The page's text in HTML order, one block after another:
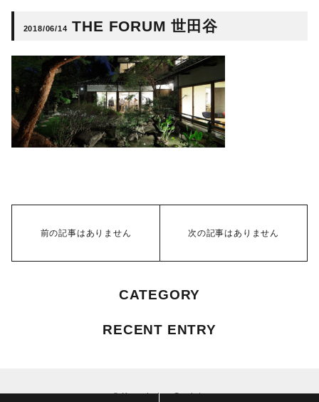
2018/06/14 THE FORUM 世田谷
前の記事はありません 次の記事はありません
CATEGORY
RECENT ENTRY
© Knowledge Society